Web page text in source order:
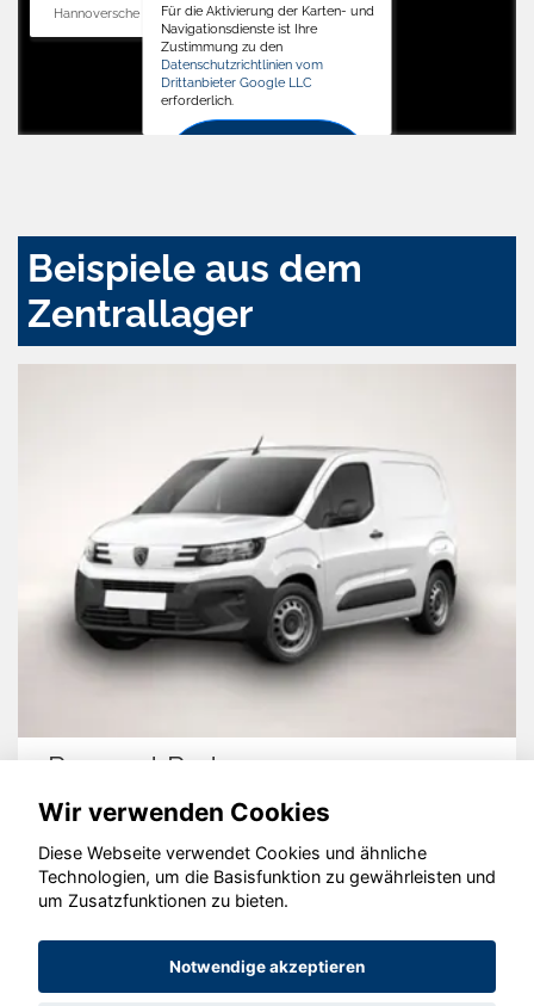
Hannoversche Str. 34, 31688 Nienstädt
Für die Aktivierung der Karten- und
Navigationsdienste ist Ihre
Zustimmung zu den
Datenschutzrichtlinien vom
Drittanbieter Google LLC
erforderlich.
Beispiele aus dem
Zentrallager
Peugeot Partner
© konjunkturmotor.de GmbH 2020 - 2026
Wir verwenden Cookies
Diese Webseite verwendet Cookies und ähnliche
Technologien, um die Basisfunktion zu gewährleisten und
um Zusatzfunktionen zu bieten.
Notwendige akzeptieren